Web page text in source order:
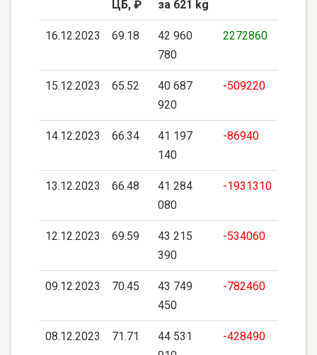
ЦБ, ₽
за 621 kg
16.12.2023 69.18
42 960
780
2272860
15.12.2023 65.52
40 687
920
-509220
14.12.2023 66.34
41 197
140
-86940
13.12.2023 66.48
41 284
080
-1931310
12.12.2023 69.59
43 215
390
-534060
09.12.2023 70.45
43 749
450
-782460
08.12.2023 71.71
44 531
-428490